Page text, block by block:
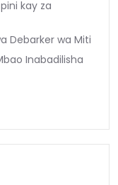
kay za
Debarker wa Miti
Inabadilisha